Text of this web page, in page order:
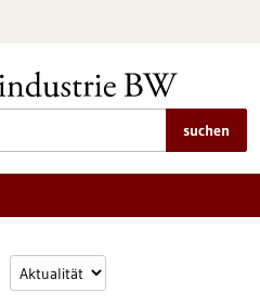
suchen